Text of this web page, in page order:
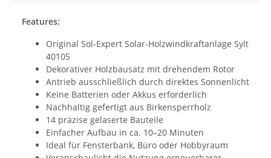
Features:
Original Sol-Expert Solar-Holzwindkraftanlage Sylt
40105
Dekorativer Holzbausatz mit drehendem Rotor
Antrieb ausschließlich durch direktes Sonnenlicht
Keine Batterien oder Akkus erforderlich
Nachhaltig gefertigt aus Birkensperrholz
14 präzise gelaserte Bauteile
Einfacher Aufbau in ca. 10–20 Minuten
Ideal für Fensterbank, Büro oder Hobbyraum